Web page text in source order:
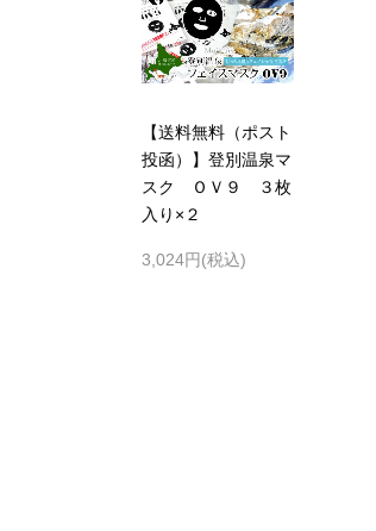
【送料無料（ポスト
投函）】登別温泉マ
スク ＯＶ９ ３枚
入り×２
3,024円(税込)